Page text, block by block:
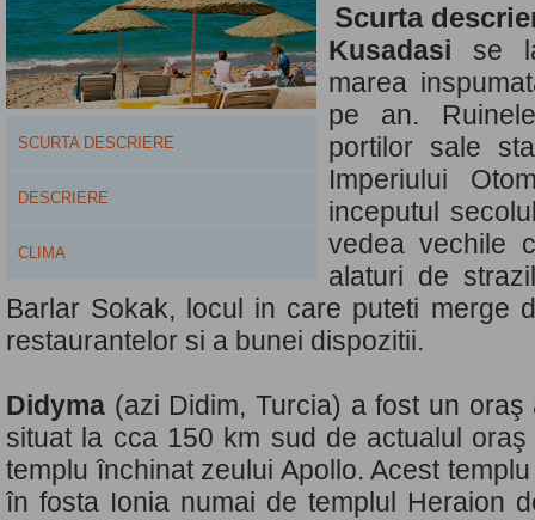
SCURTA DESCRIERE
DESCRIERE
CLIMA
Scurta
Kusadasi se
marea
pe an.
portilor sale
Imperiului
inceputul
vedea vechile
alaturi de
Barlar Sokak, locul in care puteti merge
restaurantelor si a bunei dispozitii.
Didyma (azi Didim, Turcia) a fost un
situat la cca 150 km sud de actualul
templu închinat zeului Apollo. Acest
în fosta Ionia numai de templul Heraion